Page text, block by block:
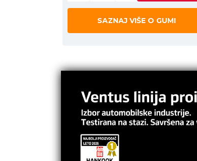
SAZNAJ VIŠE O GUMI